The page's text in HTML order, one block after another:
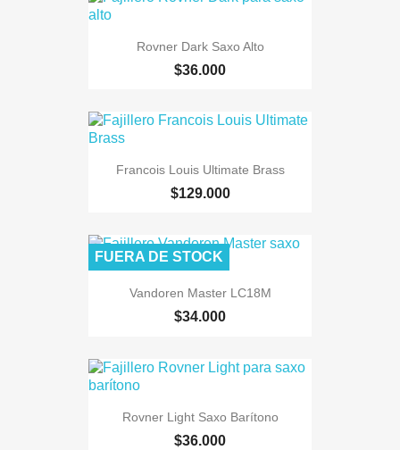
Rovner Dark Saxo Alto
$36.000
Francois Louis Ultimate Brass
$129.000
Vandoren Master LC18M
$34.000
FUERA DE STOCK
Rovner Light Saxo Barítono
$36.000